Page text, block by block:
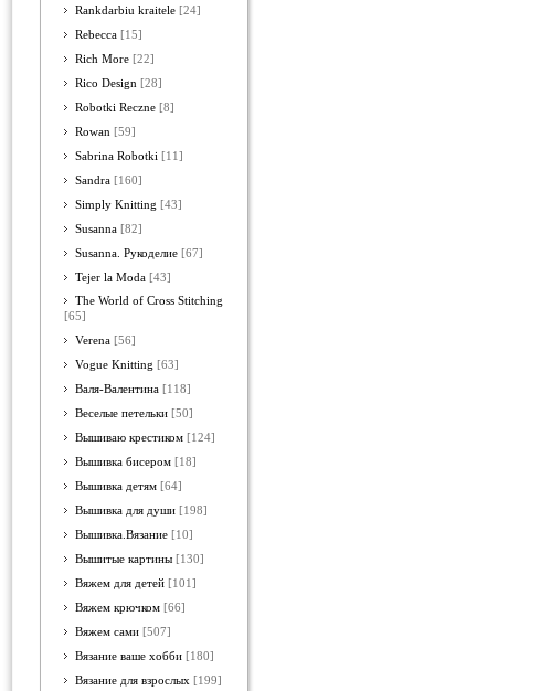
Rankdarbiu kraitele [24]
Rebecca [15]
Rich More [22]
Rico Design [28]
Robotki Reczne [8]
Rowan [59]
Sabrina Robotki [11]
Sandra [160]
Simply Knitting [43]
Susanna [82]
Susanna. Рукоделие [67]
Tejer la Moda [43]
The World of Cross Stitching
[65]
Verena [56]
Vogue Knitting [63]
Валя-Валентина [118]
Веселые петельки [50]
Вышиваю крестиком [124]
Вышивка бисером [18]
Вышивка детям [64]
Вышивка для души [198]
Вышивка.Вязание [10]
Вышитые картины [130]
Вяжем для детей [101]
Вяжем крючком [66]
Вяжем сами [507]
Вязание ваше хобби [180]
Вязание для взрослых [199]